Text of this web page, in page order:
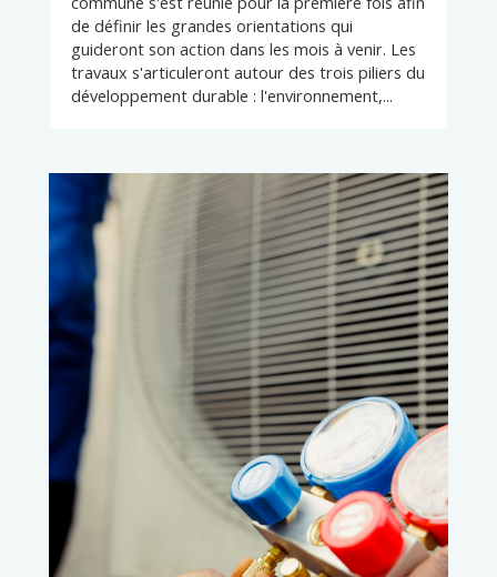
de définir les grandes orientations qui
guideront son action dans les mois à venir. Les
travaux s'articuleront autour des trois piliers du
développement durable : l'environnement,...